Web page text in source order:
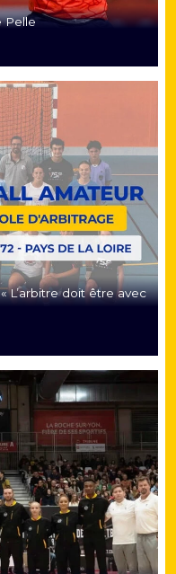
Pelle
L’arbitre doit être avec